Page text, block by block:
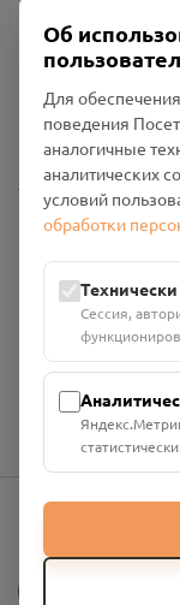
Политика
Промо-материалы
Настройки cookies
Общество с
Проект Помним»
ИНН: 6700029207
Юридический
Руднянский, г.
Номер счёта:
Об
Для
поведения
аналогичные
аналитических
условий
обработки
Сессия,